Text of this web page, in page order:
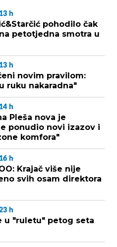
13 h
pohodilo čak
petotjedna smotra u
13 h
novim pravilom:
ruku nakaradna"
14 h
Pleša nova je
ponudio novi izazov i
komfora"
16 h
Krajač više nije
svih osam direktora
h
u "ruletu" petog seta